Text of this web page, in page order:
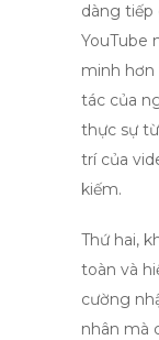
dàng tiếp
YouTube
minh
tác của
thực sự
trí của
kiếm.
Thứ hai,
toàn và
cường
nhân mà